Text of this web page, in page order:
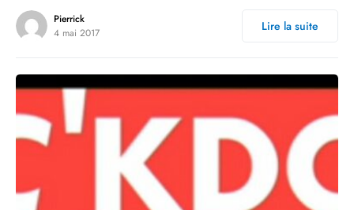
Pierrick
4 mai 2017
Lire la suite